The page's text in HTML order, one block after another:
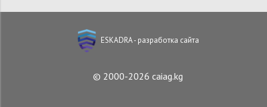
ESKADRA - разработка сайта
© 2000-2026 caiag.kg